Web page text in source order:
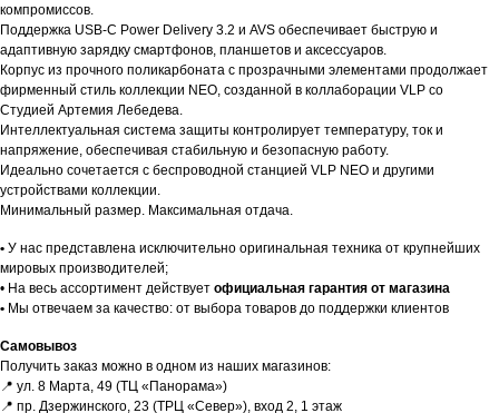
компромиссов.
Поддержка USB-C Power Delivery 3.2 и AVS обеспечивает быструю и
адаптивную зарядку смартфонов, планшетов и аксессуаров.
Корпус из прочного поликарбоната с прозрачными элементами продолжает
фирменный стиль коллекции NEO, созданной в коллаборации VLP со
Студией Артемия Лебедева.
Интеллектуальная система защиты контролирует температуру, ток и
напряжение, обеспечивая стабильную и безопасную работу.
Идеально сочетается с беспроводной станцией VLP NEO и другими
устройствами коллекции.
Минимальный размер. Максимальная отдача.
• У нас представлена исключительно оригинальная техника от крупнейших
мировых производителей;
• На весь ассортимент действует официальная гарантия от магазина
• Мы отвечаем за качество: от выбора товаров до поддержки клиентов
Самовывоз
Получить заказ можно в одном из наших магазинов:
📍 ул. 8 Марта, 49 (ТЦ «Панорама»)
📍 пр. Дзержинского, 23 (ТРЦ «Север»), вход 2, 1 этаж